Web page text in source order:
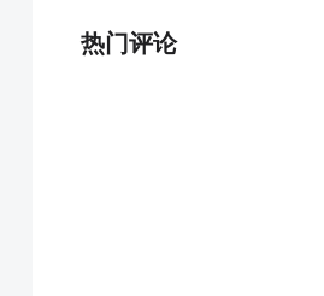
热门评论